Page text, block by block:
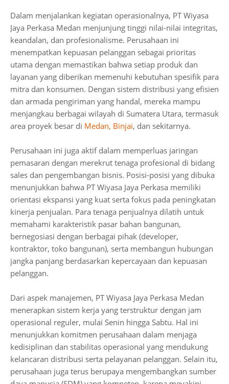
Dalam menjalankan kegiatan operasionalnya, PT Wiyasa
Jaya Perkasa Medan menjunjung tinggi nilai-nilai integritas,
keandalan, dan profesionalisme. Perusahaan ini
menempatkan kepuasan pelanggan sebagai prioritas
utama dengan memastikan bahwa setiap produk dan
layanan yang diberikan memenuhi kebutuhan spesifik para
mitra dan konsumen. Dengan sistem distribusi yang efisien
dan armada pengiriman yang handal, mereka mampu
menjangkau berbagai wilayah di Sumatera Utara, termasuk
area proyek besar di Medan, Binjai, dan sekitarnya.
Perusahaan ini juga aktif dalam memperluas jaringan
pemasaran dengan merekrut tenaga profesional di bidang
sales dan pengembangan bisnis. Posisi-posisi yang dibuka
menunjukkan bahwa PT Wiyasa Jaya Perkasa memiliki
orientasi ekspansi yang kuat serta fokus pada peningkatan
kinerja penjualan. Para tenaga penjualnya dilatih untuk
memahami karakteristik pasar bahan bangunan,
bernegosiasi dengan berbagai pihak (developer,
kontraktor, toko bangunan), serta membangun hubungan
jangka panjang berdasarkan kepercayaan dan kepuasan
pelanggan.
Dari aspek manajemen, PT Wiyasa Jaya Perkasa Medan
menerapkan sistem kerja yang terstruktur dengan jam
operasional reguler, mulai Senin hingga Sabtu. Hal ini
menunjukkan komitmen perusahaan dalam menjaga
kedisiplinan dan stabilitas operasional yang mendukung
kelancaran distribusi serta pelayanan pelanggan. Selain itu,
perusahaan juga terus berupaya mengembangkan sumber